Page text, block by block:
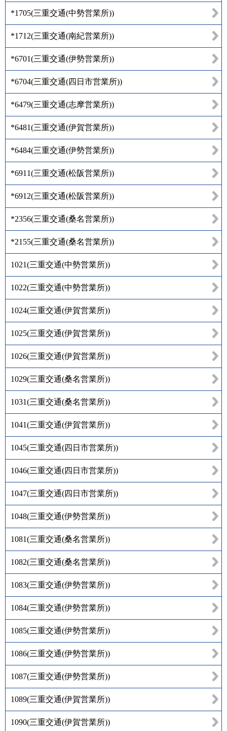
*1705(三重交通(中勢営業所))
*1712(三重交通(南紀営業所))
*6701(三重交通(伊勢営業所))
*6704(三重交通(四日市営業所))
*6479(三重交通(志摩営業所))
*6481(三重交通(伊賀営業所))
*6484(三重交通(伊勢営業所))
*6911(三重交通(松阪営業所))
*6912(三重交通(松阪営業所))
*2356(三重交通(桑名営業所))
*2155(三重交通(桑名営業所))
1021(三重交通(中勢営業所))
1022(三重交通(中勢営業所))
1024(三重交通(伊賀営業所))
1025(三重交通(伊賀営業所))
1026(三重交通(伊賀営業所))
1029(三重交通(桑名営業所))
1031(三重交通(桑名営業所))
1041(三重交通(伊賀営業所))
1045(三重交通(四日市営業所))
1046(三重交通(四日市営業所))
1047(三重交通(四日市営業所))
1048(三重交通(伊勢営業所))
1081(三重交通(桑名営業所))
1082(三重交通(桑名営業所))
1083(三重交通(伊勢営業所))
1084(三重交通(伊勢営業所))
1085(三重交通(伊勢営業所))
1086(三重交通(伊勢営業所))
1087(三重交通(伊勢営業所))
1089(三重交通(伊賀営業所))
1090(三重交通(伊賀営業所))